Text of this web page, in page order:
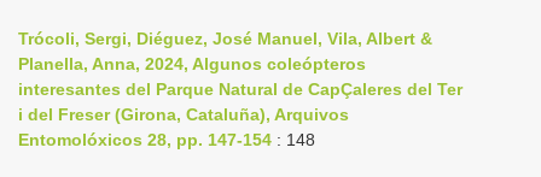
n
a
v
i
Trócoli, Sergi, Diéguez, José Manuel, Vila, Albert &
Planella, Anna, 2024, Algunos coleópteros
interesantes del Parque Natural de CapÇaleres del Ter
i del Freser (Girona, Cataluña), Arquivos
Entomolóxicos 28, pp. 147-154 : 148